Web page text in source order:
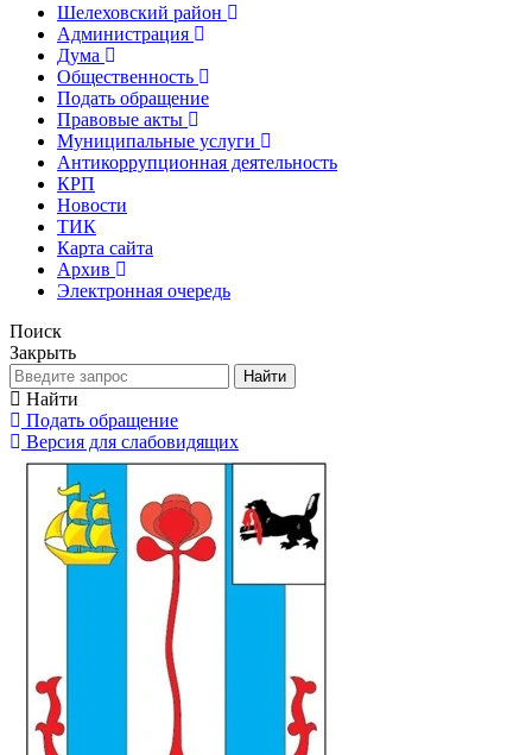
Шелеховский район
Администрация
Дума
Общественность
Подать обращение
Правовые акты
Муниципальные услуги
Антикоррупционная деятельность
КРП
Новости
ТИК
Карта сайта
Архив
Электронная очередь
Поиск
Закрыть
Найти
Найти
Подать обращение
Версия для слабовидящих